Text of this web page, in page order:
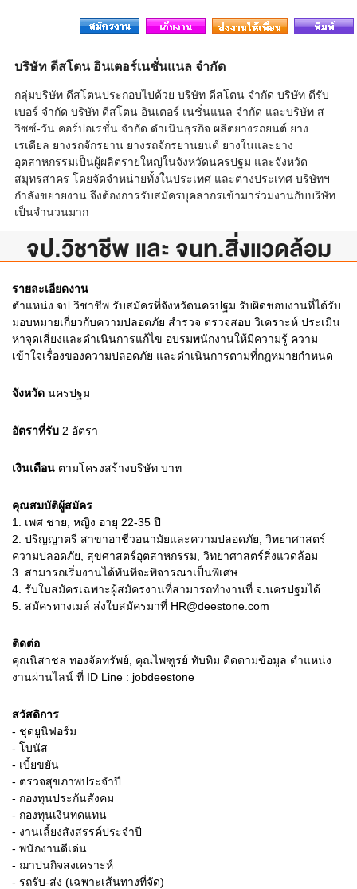
บริษัท ดีสโตน อินเตอร์เนชั่นแนล จำกัด
กลุ่มบริษัท ดีสโตนประกอบไปด้วย บริษัท ดีสโตน จำกัด บริษัท ดีรับ
เบอร์ จำกัด บริษัท ดีสโตน อินเตอร์ เนชั่นแนล จำกัด และบริษัท ส
วิซซ์-วัน คอร์ปอเรชั่น จำกัด ดำเนินธุรกิจ ผลิตยางรถยนต์ ยาง
เรเดียล ยางรถจักรยาน ยางรถจักรยานยนต์ ยางในและยาง
อุตสาหกรรมเป็นผู้ผลิตรายใหญ่ในจังหวัดนครปฐม และจังหวัด
สมุทรสาคร โดยจัดจำหน่ายทั้งในประเทศ และต่างประเทศ บริษัทฯ
กำลังขยายงาน จึงต้องการรับสมัครบุคลากรเข้ามาร่วมงานกับบริษัท
เป็นจำนวนมาก
จป.วิชาชีพ และ จนท.สิ่งแวดล้อม
รายละเอียดงาน
ตำแหน่ง จป.วิชาชีพ รับสมัครที่จังหวัดนครปฐม รับผิดชอบงานที่ได้รับ
มอบหมายเกี่ยวกับความปลอดภัย สำรวจ ตรวจสอบ วิเคราะห์ ประเมิน
หาจุดเสี่ยงและดำเนินการแก้ไข อบรมพนักงานให้มีความรู้ ความ
เข้าใจเรื่องของความปลอดภัย และดำเนินการตามที่กฎหมายกำหนด
จังหวัด นครปฐม
อัตราที่รับ 2 อัตรา
เงินเดือน ตามโครงสร้างบริษัท บาท
คุณสมบัติผู้สมัคร
1.
เพศ ชาย, หญิง อายุ 22-35 ปี
2. ปริญญาตรี สาขาอาชีวอนามัยและความปลอดภัย, วิทยาศาสตร์
ความปลอดภัย, สุขศาสตร์อุตสาหกรรม, วิทยาศาสตร์สิ่งแวดล้อม
3.
สามารถเริ่มงานได้ทันทีจะพิจารณาเป็นพิเศษ
4. รับใบสมัครเฉพาะผู้สมัครงานที่สามารถทำงานที่ จ.นครปฐมได้
5. สมัครทางเมล์ ส่งใบสมัครมาที่ HR@deestone.com
ติดต่อ
คุณนิสาชล ทองจัดทรัพย์, คุณไพฑูรย์ ทับทิม ติดตามข้อมูล ตำแหน่ง
งานผ่านไลน์ ที่ ID Line : jobdeestone
สวัสดิการ
- ชุดยูนิฟอร์ม
- โบนัส
- เบี้ยขยัน
- ตรวจสุขภาพประจำปี
- กองทุนประกันสังคม
- กองทุนเงินทดแทน
- งานเลี้ยงสังสรรค์ประจำปี
- พนักงานดีเด่น
- ฌาปนกิจสงเคราะห์
- รถรับ-ส่ง (เฉพาะเส้นทางที่จัด)